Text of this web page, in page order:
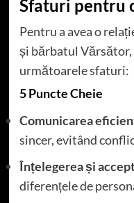
Sfaturi pentru
Pentru a avea o
și bărbatul
următoarele sfaturi:
5 Puncte Cheie
Comunicarea
sincer, evitând
Înțelegerea și
diferențele de